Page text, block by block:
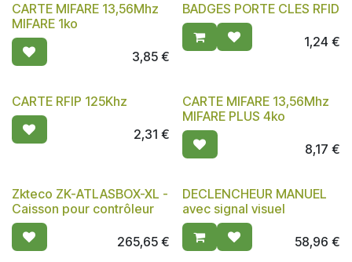
CARTE MIFARE 13,56Mhz
MIFARE 1ko
3,85€
BADGES PORTE CLES RFID
1,24 €
CARTE RFIP 125Khz
2,31 €
CARTE MIFARE 13,56Mhz
MIFARE PLUS 4ko
8,17 €
Zkteco ZK-ATLASBOX-XL -
Caisson pour contrôleur
265,65€
DECLENCHEUR MANUEL
avec signal visuel
58,96 €